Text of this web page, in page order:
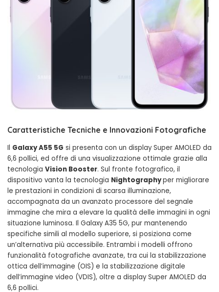
Caratteristiche Tecniche e Innovazioni Fotografiche
Il Galaxy A55 5G si presenta con un display Super AMOLED da
6,6 pollici, ed offre di una visualizzazione ottimale grazie alla
tecnologia Vision Booster. Sul fronte fotografico, il
dispositivo vanta la tecnologia Nightographyper migliorare
le prestazioni in condizioni di scarsa illuminazione,
accompagnata da un avanzato processore del segnale
immagine che mira a elevare la qualità delle immagini in ogni
situazione luminosa. Il Galaxy A35 5G, pur mantenendo
specifiche simili al modello superiore, si posiziona come
un’alternativa più accessibile. Entrambi i modelli offrono
funzionalità fotografiche avanzate, tra cui la stabilizzazione
ottica dell’immagine (OIS) e la stabilizzazione digitale
dell’immagine video (VDIS), oltre a display Super AMOLED da
6,6 pollici.